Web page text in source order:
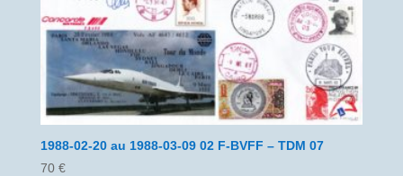
1988-02-20 au 1988-03-09 02 F-BVFF – TDM 07
70 €